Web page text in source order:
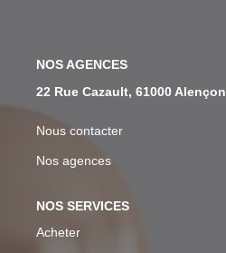
NOS AGENCES
22 Rue Cazault, 61000 Alençon
Nous contacter
Nos agences
NOS SERVICES
Acheter